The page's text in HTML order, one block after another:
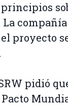
proyecto
pidió